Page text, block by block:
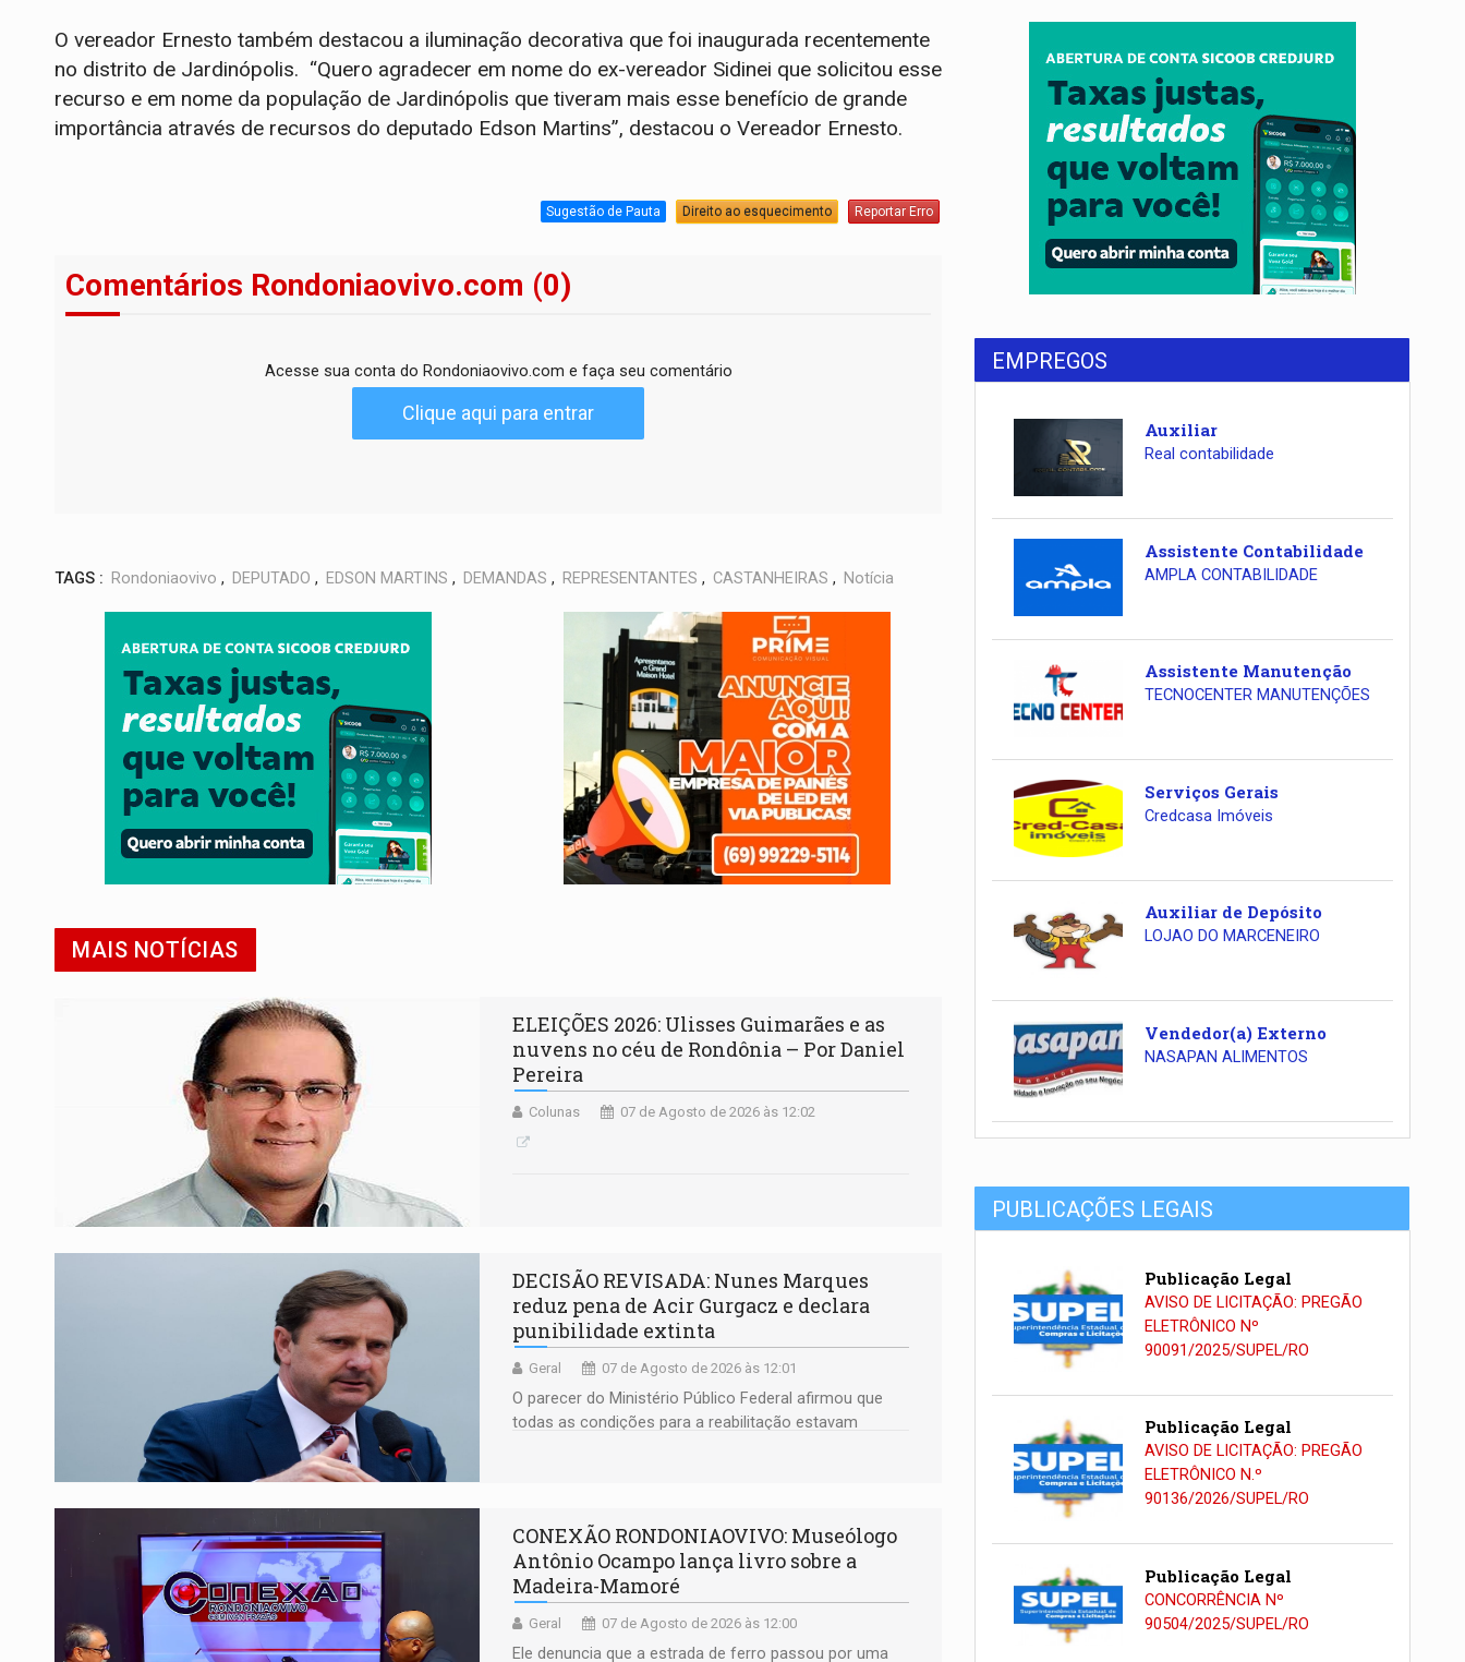
O vereador Ernesto também destacou a iluminação decorativa que foi inaugurada recentemente
no distrito de Jardinópolis. “Quero agradecer em nome do ex-vereador Sidinei que solicitou esse
recurso e em nome da população de Jardinópolis que tiveram mais esse benefício de grande
importância através de recursos do deputado Edson Martins”, destacou o Vereador Ernesto.
Sugestão de Pauta Direito ao esquecimento Reportar Erro
Comentários Rondoniaovivo.com (0)
Acesse sua conta do Rondoniaovivo.com e faça seu comentário
Clique aqui para entrar
TAGS : Rondoniaovivo , DEPUTADO , EDSON MARTINS , DEMANDAS , REPRESENTANTES , CASTANHEIRAS , Notícia
MAIS NOTÍCIAS
ELEIÇÕES 2026: Ulisses Guimarães e as
nuvens no céu de Rondônia – Por Daniel
Pereira
Colunas 07 de Agosto de 2026 às 12:02
DECISÃO REVISADA: Nunes Marques
reduz pena de Acir Gurgacz e declara
punibilidade extinta
Geral 07 de Agosto de 2026 às 12:01
O parecer do Ministério Público Federal afirmou que
todas as condições para a reabilitação estavam
CONEXÃO RONDONIAOVIVO: Museólogo
Antônio Ocampo lança livro sobre a
Madeira-Mamoré
Geral 07 de Agosto de 2026 às 12:00
Ele denuncia que a estrada de ferro passou por uma
EMPREGOS
Auxiliar
Real contabilidade
Assistente Contabilidade
AMPLA CONTABILIDADE
Assistente Manutenção
TECNOCENTER MANUTENÇÕES
Serviços Gerais
Credcasa Imóveis
Auxiliar de Depósito
LOJAO DO MARCENEIRO
Vendedor(a) Externo
NASAPAN ALIMENTOS
PUBLICAÇÕES LEGAIS
Publicação Legal
AVISO DE LICITAÇÃO: PREGÃO
ELETRÔNICO Nº
90091/2025/SUPEL/RO
Publicação Legal
AVISO DE LICITAÇÃO: PREGÃO
ELETRÔNICO N.º
90136/2026/SUPEL/RO
Publicação Legal
CONCORRÊNCIA Nº
90504/2025/SUPEL/RO